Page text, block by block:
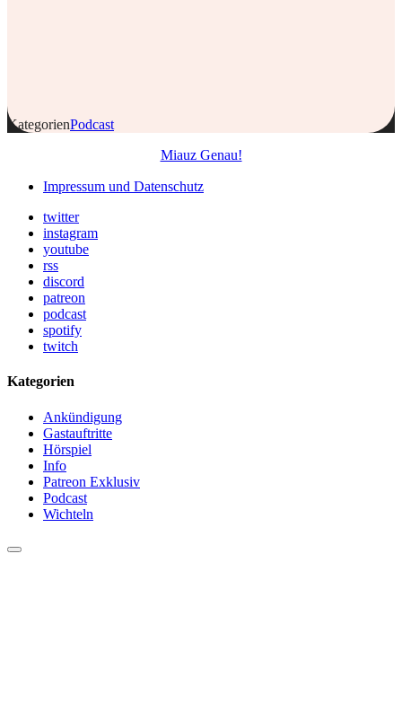
KategorienPodcast
Miauz Genau!
Impressum und Datenschutz
twitter
instagram
youtube
rss
discord
patreon
podcast
spotify
twitch
Kategorien
Ankündigung
Gastauftritte
Hörspiel
Info
Patreon Exklusiv
Podcast
Wichteln